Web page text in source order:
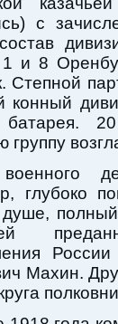
с
и 8
Степной
конный
батарея.
группу
военного
глубоко
Махин.